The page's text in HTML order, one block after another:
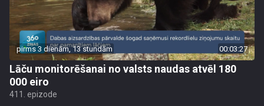
pirms 3 dienām, 13 stundām 00:03:27
Lāču monitorēšanai no valsts naudas atvēl 180
000 eiro
411. epizode